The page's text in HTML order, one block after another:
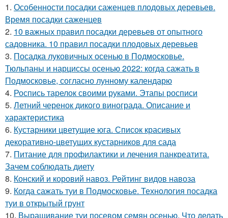
1. Особенности посадки саженцев плодовых деревьев.
Время посадки саженцев
2. 10 важных правил посадки деревьев от опытного
садовника. 10 правил посадки плодовых деревьев
3. Посадка луковичных осенью в Подмосковье.
Тюльпаны и нарциссы осенью 2022: когда сажать в
Подмосковье, согласно лунному календарю
4. Роспись тарелок своими руками. Этапы росписи
5. Летний черенок дикого винограда. Описание и
характеристика
6. Кустарники цветущие юга. Список красивых
декоративно-цветущих кустарников для сада
7. Питание для профилактики и лечения панкреатита.
Зачем соблюдать диету
8. Конский и коровий навоз. Рейтинг видов навоза
9. Когда сажать туи в Подмосковье. Технология посадка
туи в открытый грунт
10. Выращивание туи посевом семян осенью. Что делать